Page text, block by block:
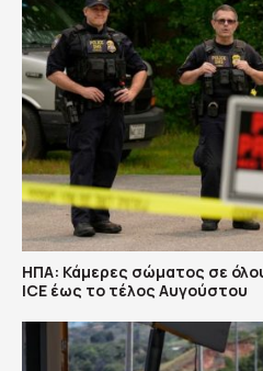
ΗΠΑ: Κάμερες σώματος σε
ICE έως το τέλος Αυγούστου